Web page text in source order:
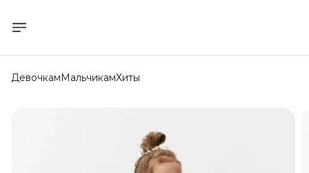
ДевочкамМальчикамХиты